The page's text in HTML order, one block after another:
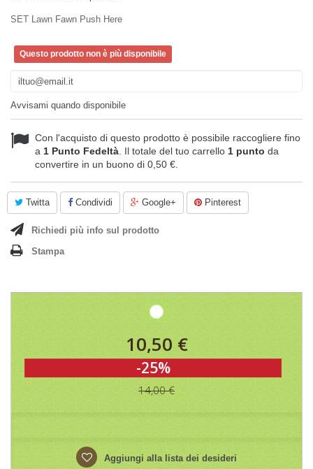
SET Lawn Fawn Push Here
Questo prodotto non è più disponibile
Avvisami quando disponibile
Con l'acquisto di questo prodotto è possibile raccogliere fino
a 1 Punto Fedeltà . Il totale del tuo carrello 1 punto da
convertire in un buono di 0,50 €
Twitta Condividi Google+ Pinterest
Richiedi più info sul prodotto
Stampa
10,50 €
-25%
14,00 €
Aggiungi alla lista dei desideri